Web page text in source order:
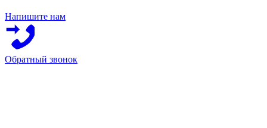
Напишите нам
Обратный звонок